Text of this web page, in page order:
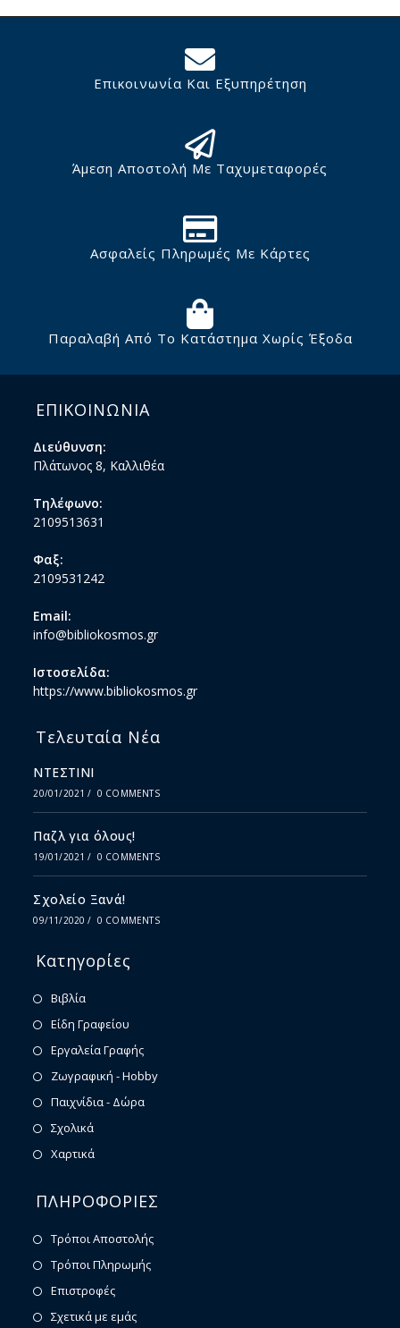
Επικοινωνία Και Εξυπηρέτηση
Άμεση Αποστολή Με Ταχυμεταφορές
Ασφαλείς Πληρωμές Με Κάρτες
Παραλαβή Από Το Κατάστημα Χωρίς Έξοδα
ΕΠΙΚΟΙΝΩΝΙΑ
Διεύθυνση:
Πλάτωνος 8, Καλλιθέα
Τηλέφωνο:
2109513631
Φαξ:
2109531242
Email:
info@bibliokosmos.gr
Ιστοσελίδα:
https://www.bibliokosmos.gr
Τελευταία Νέα
ΝΤΕΣΤΙΝΙ
20/01/2021 / 0 COMMENTS
Παζλ για όλους!
19/01/2021 / 0 COMMENTS
Σχολείο Ξανά!
09/11/2020 / 0 COMMENTS
Κατηγορίες
Βιβλία
Είδη Γραφείου
Εργαλεία Γραφής
Ζωγραφική - Hobby
Παιχνίδια - Δώρα
Σχολικά
Χαρτικά
ΠΛΗΡΟΦΟΡΙΕΣ
Τρόποι Αποστολής
Τρόποι Πληρωμής
Επιστροφές
Σχετικά με εμάς